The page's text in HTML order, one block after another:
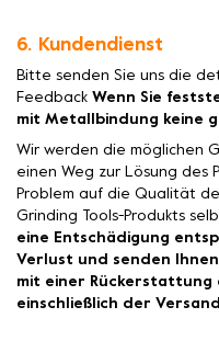
6. Kundendienst
Bitte senden Sie uns die
Feedback Wenn Sie
mit Metallbindung keine
Wir werden die möglichen
einen Weg zur Lösung des
Problem auf die Qualität
Grinding Tools-Produkts
eine Entschädigung
Verlust und senden
mit einer Rückerstattung
einschließlich der